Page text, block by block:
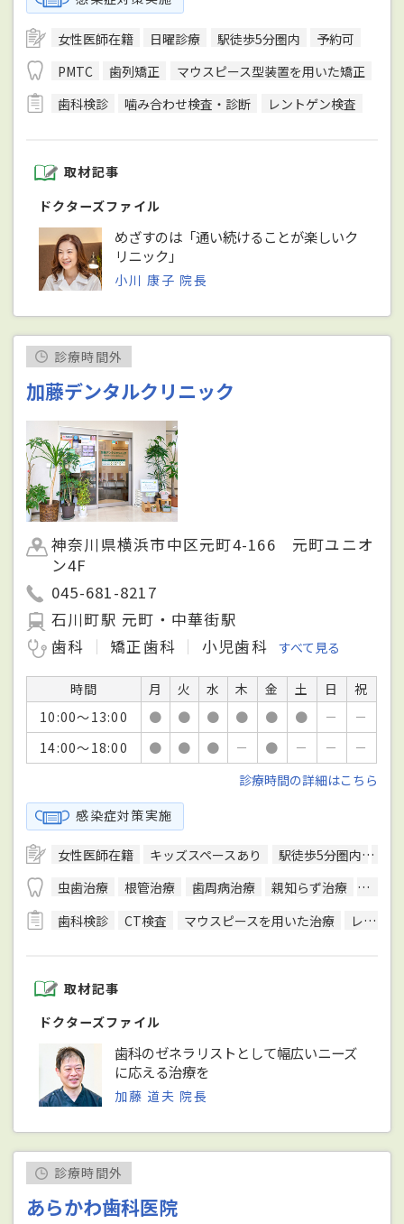
女性医師在籍 日曜診療 駅徒歩5分圏内
予約可
PMTC
歯列矯正
マウスピース型装置を用いた矯正
歯科検診
噛み合わせ検査・診断 レントゲン検査
取材記事
ドクターズファイル
めざすのは「通い続けることが楽しいク
リニック」
小川 康子 院長
診療時間外
加藤デンタルクリニック
神奈川県横浜市中区元町4-166 元町ユニオ
ン4F
045-681-8217
石川町駅 元町・中華街駅
歯科
矯正歯科 小児歯科 すべて見る
時間 月 火 水 木 金 土 日
祝
10:00～13:00
● ● ● ● ● ● －
－
14:00～18:00
● ● ● － ● － －
－
診療時間の詳細はこちら
感染症対策実施
女性医師在籍 キッズスペースあり 駅徒歩5分圏内
虫歯治療
根管治療 歯周病治療 親知らず治療
顎関
歯科検診
CT検査 マウスピースを用いた治療 レントゲン検査
取材記事
ドクターズファイル
歯科のゼネラリストとして幅広いニーズ
に応える治療を
加藤 道夫 院長
診療時間外
あらかわ歯科医院